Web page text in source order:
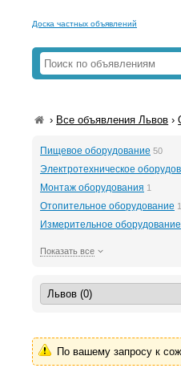
Доска частных объявлений
› Все объявления Львов ›
Пищевое оборудование 50
Электротехническое
Монтаж оборудования 1
Отопительное оборудование 1
Измерительное оборудование
Показать все
По вашему запросу к